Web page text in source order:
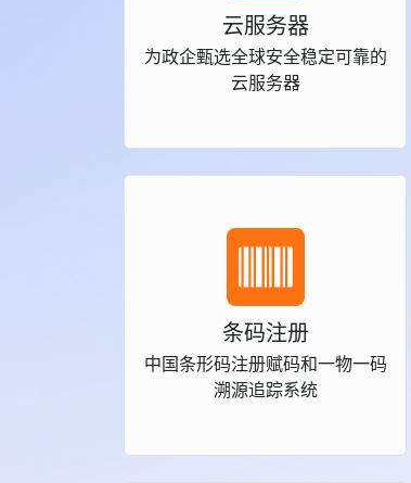
云服务器
为政企甄选全球安全稳定可靠的
云服务器
条码注册
中国条形码注册赋码和一物一码
溯源追踪系统